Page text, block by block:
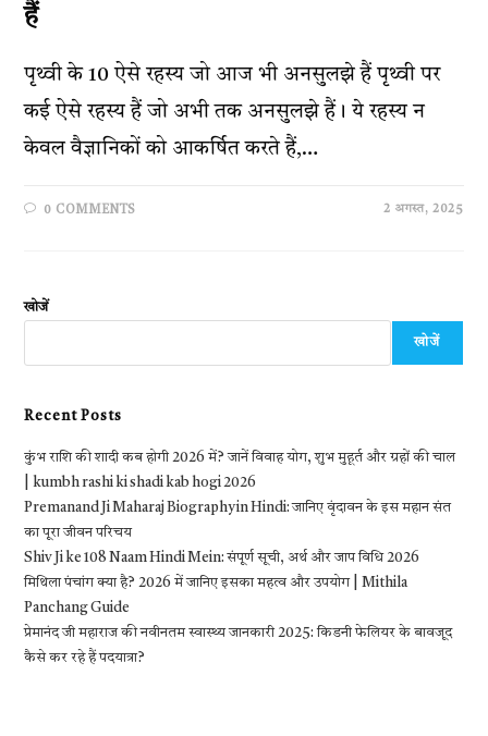
हैं
पृथ्वी के 10 ऐसे रहस्य जो आज भी अनसुलझे हैं पृथ्वी पर
कई ऐसे रहस्य हैं जो अभी तक अनसुलझे हैं। ये रहस्य न
केवल वैज्ञानिकों को आकर्षित करते हैं,…
0 COMMENTS 2 अगस्त, 2025
खोजें
खोजें
Recent Posts
कुंभ राशि की शादी कब होगी 2026 में? जानें विवाह योग, शुभ मुहूर्त और ग्रहों की चाल
| kumbh rashi ki shadi kab hogi 2026
Premanand Ji Maharaj Biography in Hindi: जानिए वृंदावन के इस महान संत
का पूरा जीवन परिचय
Shiv Ji ke 108 Naam Hindi Mein: संपूर्ण सूची, अर्थ और जाप विधि 2026
मिथिला पंचांग क्या है? 2026 में जानिए इसका महत्व और उपयोग | Mithila
Panchang Guide
प्रेमानंद जी महाराज की नवीनतम स्वास्थ्य जानकारी 2025: किडनी फेलियर के बावजूद
कैसे कर रहे हैं पदयात्रा?